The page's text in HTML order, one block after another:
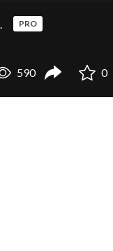
PRO
590 0